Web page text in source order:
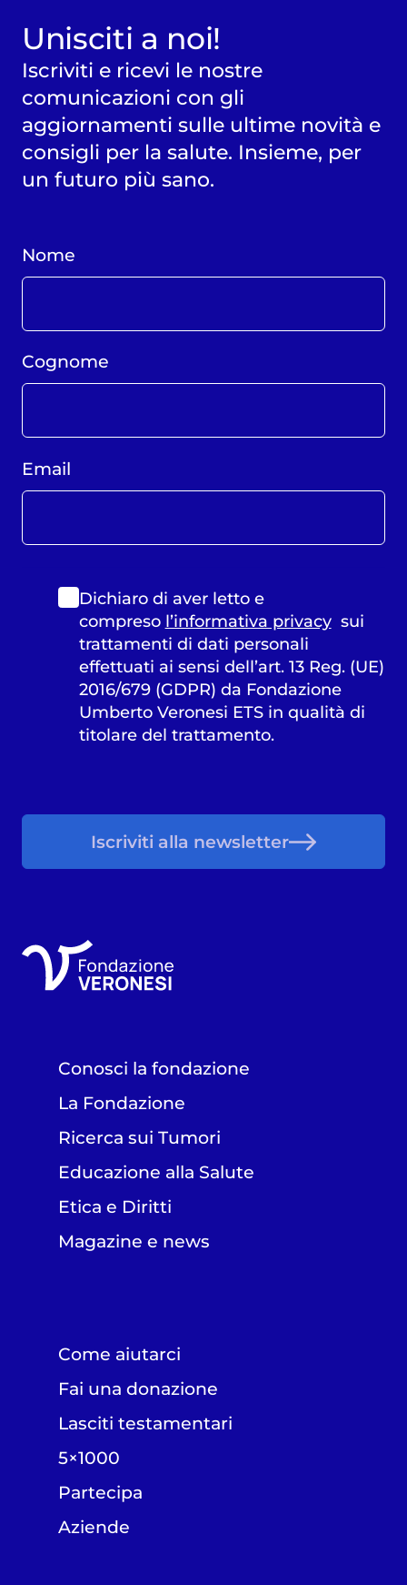
Unisciti a noi!
Iscriviti e ricevi le nostre
comunicazioni con gli
aggiornamenti sulle ultime novità e
consigli per la salute. Insieme, per
un futuro più sano.
Nome
Cognome
Email
Dichiaro di aver letto e
compreso l’informativa privacysui
trattamenti di dati personali
effettuati ai sensi dell’art. 13 Reg. (UE)
2016/679 (GDPR) da Fondazione
Umberto Veronesi ETS in qualità di
titolare del trattamento.
Iscriviti alla newsletter
Conosci la fondazione
La Fondazione
Ricerca sui Tumori
Educazione alla Salute
Etica e Diritti
Magazine e news
Come aiutarci
Fai una donazione
Lasciti testamentari
5×1000
Partecipa
Aziende